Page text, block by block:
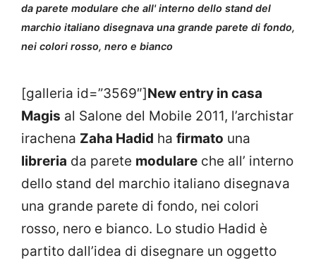
da parete modulare che all' interno dello stand del
marchio italiano disegnava una grande parete di fondo,
nei colori rosso, nero e bianco
[galleria id=”3569″]New entry in casa
Magis al Salone del Mobile 2011, l’archistar
irachena Zaha Hadid ha firmato una
libreria da parete modulare che all’ interno
dello stand del marchio italiano disegnava
una grande parete di fondo, nei colori
rosso, nero e bianco. Lo studio Hadid è
partito dall’idea di disegnare un oggetto